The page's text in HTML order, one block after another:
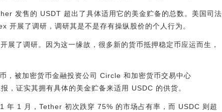
发售的 USDT 超出了具体适用它的美金贮备的总数。美国司法
展了调研，调研其是不是存有操纵股价的个人行为。
了调研。因为这一缘故，很多新的货币抵押稳定币应运而生，
，被加密货币金融投资公司 Circle 和加密货币交易中心
，证实其拥有具体的美金贮备来适用 USDC 的供货。
年 1 月，Tether 初次跌穿 75% 的市场占有率，而 USDC 则超